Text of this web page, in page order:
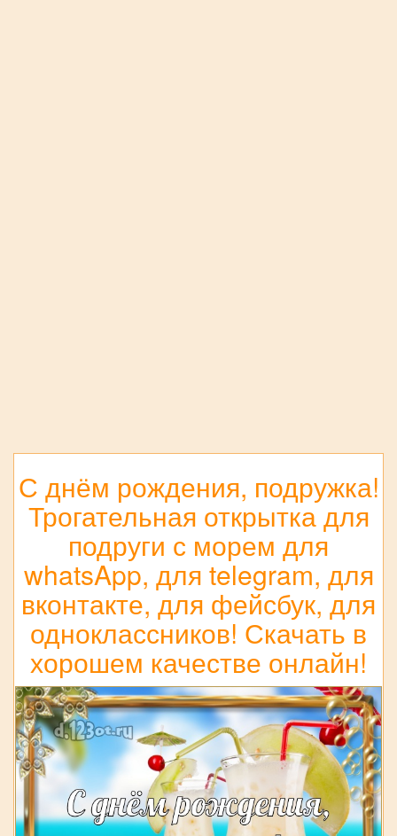
С днём рождения, подружка!
Трогательная открытка для
подруги с морем для
whatsApp, для telegram, для
вконтакте, для фейсбук, для
одноклассников! Скачать в
хорошем качестве онлайн!